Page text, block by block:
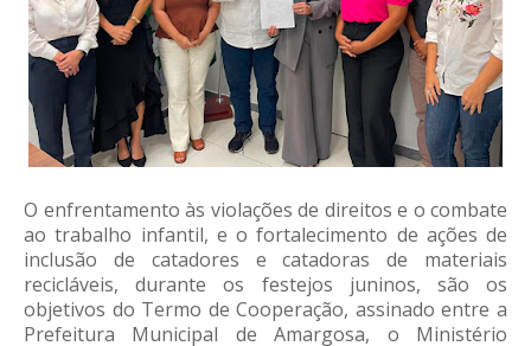
O enfrentamento às violações de direitos e o combate
ao trabalho infantil, e o fortalecimento de ações de
inclusão de catadores e catadoras de materiais
recicláveis, durante os festejos juninos, são os
objetivos do Termo de Cooperação, assinado entre a
Prefeitura Municipal de Amargosa, o Ministério